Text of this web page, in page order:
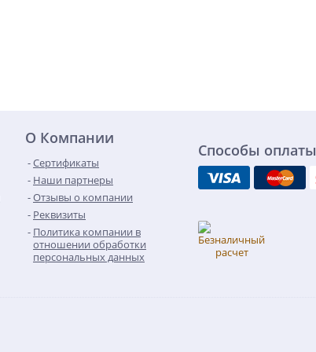
О Компании
Сертификаты
Наши партнеры
Отзывы о компании
Реквизиты
Политика компании в
отношении обработки
персональных данных
Способы оплаты